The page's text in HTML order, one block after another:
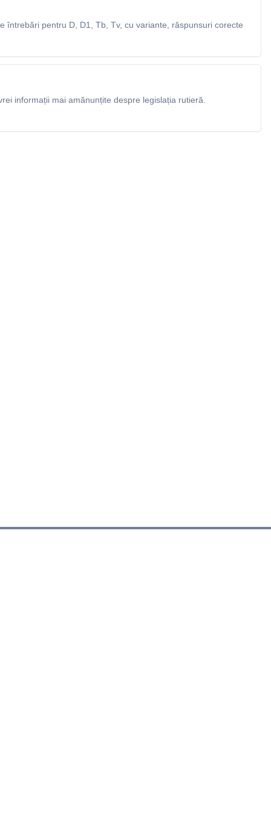
întrebări pentru D, D1, Tb, Tv, cu variante, răspunsuri corecte
informații mai amănunțite despre legislația rutieră.